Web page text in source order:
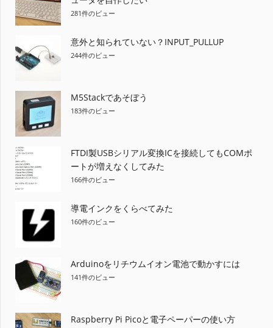
281件のビュー
意外と知られていない？INPUT_PULLUP
244件のビュー
M5Stackであそぼう
183件のビュー
FTDI製USBシリアル変換ICを接続してもCOMポ
ートが増えなくしてみた
166件のビュー
導電インクをくらべてみた
160件のビュー
Arduinoをリチウムイオン電池で動かすには
141件のビュー
Raspberry Pi Picoと電子ペーパーの使い方